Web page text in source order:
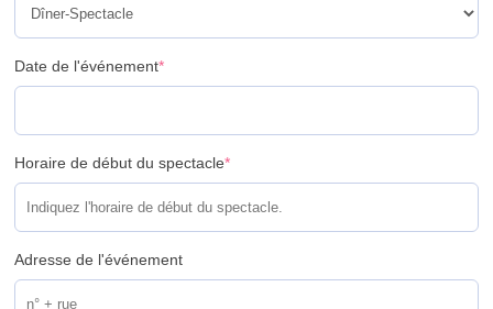
Date de l'événement*
Horaire de début du spectacle*
Adresse de l'événement